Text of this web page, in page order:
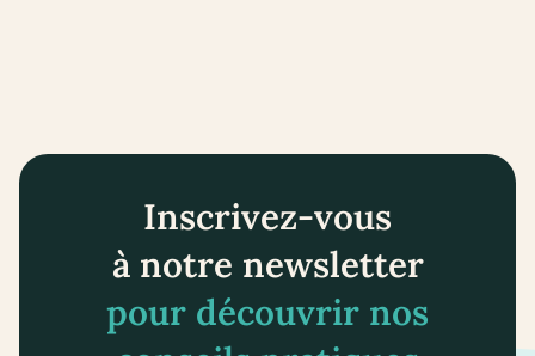
Inscrivez-vous
à notre newsletter
pour découvrir nos